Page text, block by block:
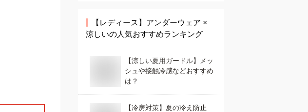
【レディース】 アンダーウェア ×
涼しいの人気おすすめランキング
【涼しい夏用ガードル】メッ
シュや接触冷感などおすすめ
は？
【冷房対策】夏の冷え防止